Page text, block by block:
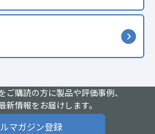
ご購読の方に製品や評価事例、
新情報をお届けします。
マガジン登録